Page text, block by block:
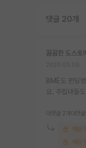
댓글 20개
꼼꼼한 도스토
BME도 펀딩
요. 주립대들
대댓글 2개 대댓글
해당
해당